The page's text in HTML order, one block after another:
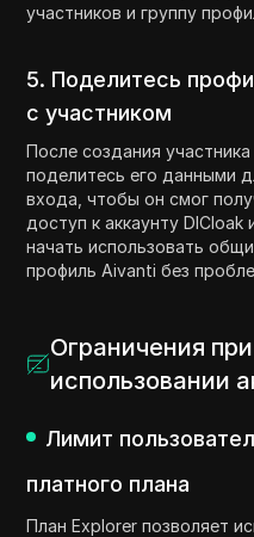
участников и группу
5. Поделитесь
с участником
После создания участника
поделитесь его данными
входа, чтобы он смог
доступ к аккаунту DICloak
начать использовать
профиль Aivanti без
Ограничения
использовании
Лимит
платного плана
План Explorer позволяет